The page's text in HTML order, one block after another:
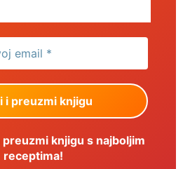
knjigu s najboljim
receptima!